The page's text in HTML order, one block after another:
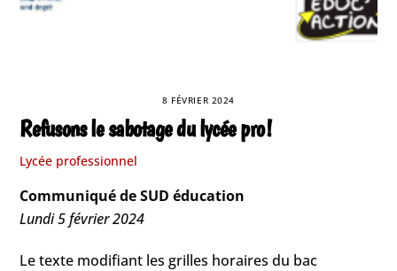
8 FÉVRIER 2024
Refusons le sabotage du lycée pro !
Lycée professionnel
Communiqué de SUD éducation
Lundi 5 février 2024
Le texte modifiant les grilles horaires du bac